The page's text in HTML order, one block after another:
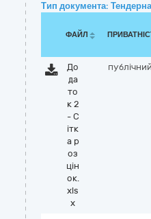
Тип документа:
ФАЙЛ
До
да
то
к 2
- С
ітк
а р
оз
цін
ок.
xls
x
публічний